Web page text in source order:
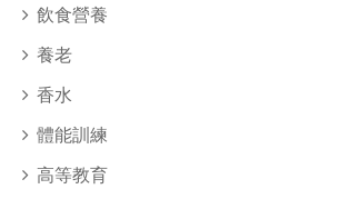
飲食營養
養老
香水
體能訓練
高等教育